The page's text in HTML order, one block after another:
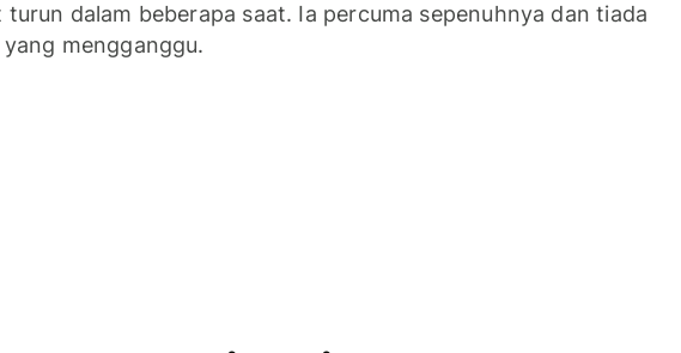
turun dalam beberapa saat. Ia percuma sepenuhnya dan tiada
yang mengganggu.